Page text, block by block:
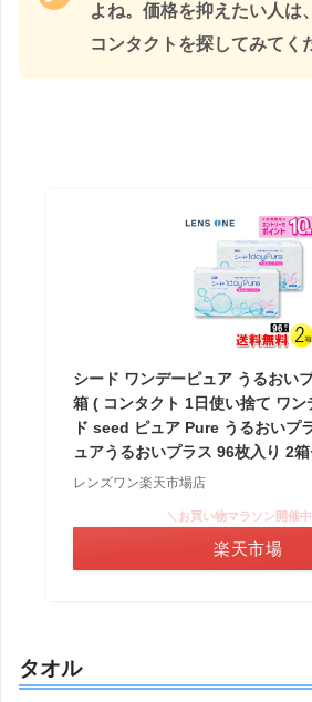
よね。価格を抑えたい人は
コンタクトを探してみてく
シード ワンデーピュア うるおい
箱 ( コンタクト 1日使い捨て ワ
ド seed ピュア Pure うるおいプ
ュアうるおいプラス 96枚入り 2
レンズワン楽天市場店
＼お買い物マラソン開催
楽天市場
タオル